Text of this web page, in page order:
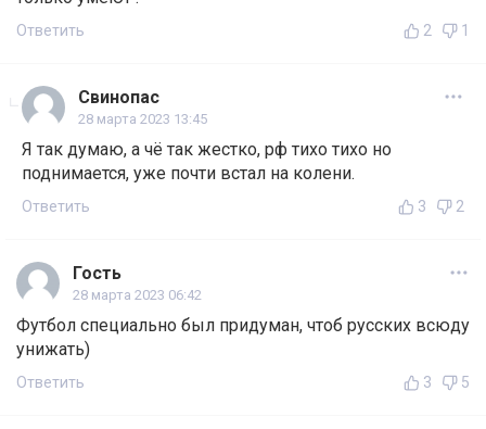
Ответить 2 1
Свинопас
28 марта 2023 13:45
Я так думаю, а чё так жестко, рф тихо тихо но
поднимается, уже почти встал на колени.
Ответить 3 2
Гость
28 марта 2023 06:42
Футбол специально был придуман, чтоб русских всюду
унижать)
Ответить 3 5